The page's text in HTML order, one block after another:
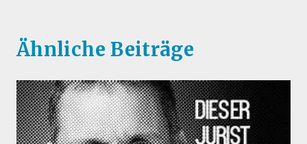
Ähnliche Beiträge